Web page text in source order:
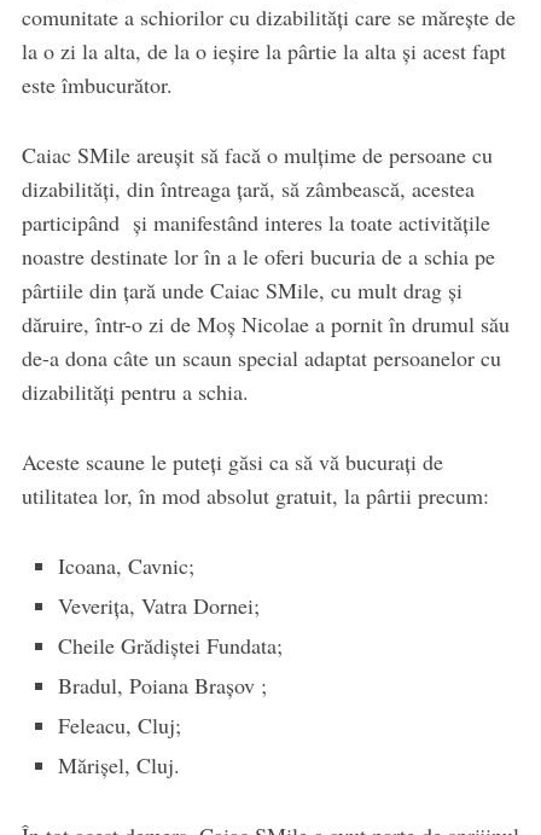
comunitate a schiorilor cu dizabilități care se mărește de
la o zi la alta, de la o ieșire la pârtie la alta și acest fapt
este îmbucurător.
Caiac SMile areușit să facă o mulțime de persoane cu
dizabilități, din întreaga țară, să zâmbească, acestea
participând și manifestând interes la toate activitățile
noastre destinate lor în a le oferi bucuria de a schia pe
pârtiile din țară unde Caiac SMile, cu mult drag și
dăruire, într-o zi de Moș Nicolae a pornit în drumul său
de-a dona câte un scaun special adaptat persoanelor cu
dizabilități pentru a schia.
Aceste scaune le puteți găsi ca să vă bucurați de
utilitatea lor, în mod absolut gratuit, la pârtii precum:
Icoana, Cavnic;
Veverița, Vatra Dornei;
Cheile Grădiștei Fundata;
Bradul, Poiana Brașov ;
Feleacu, Cluj;
Mărișel, Cluj.